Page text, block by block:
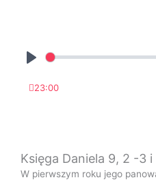
l23:00
Księga Daniela 9, 2 -3 i
W pierwszym roku jego